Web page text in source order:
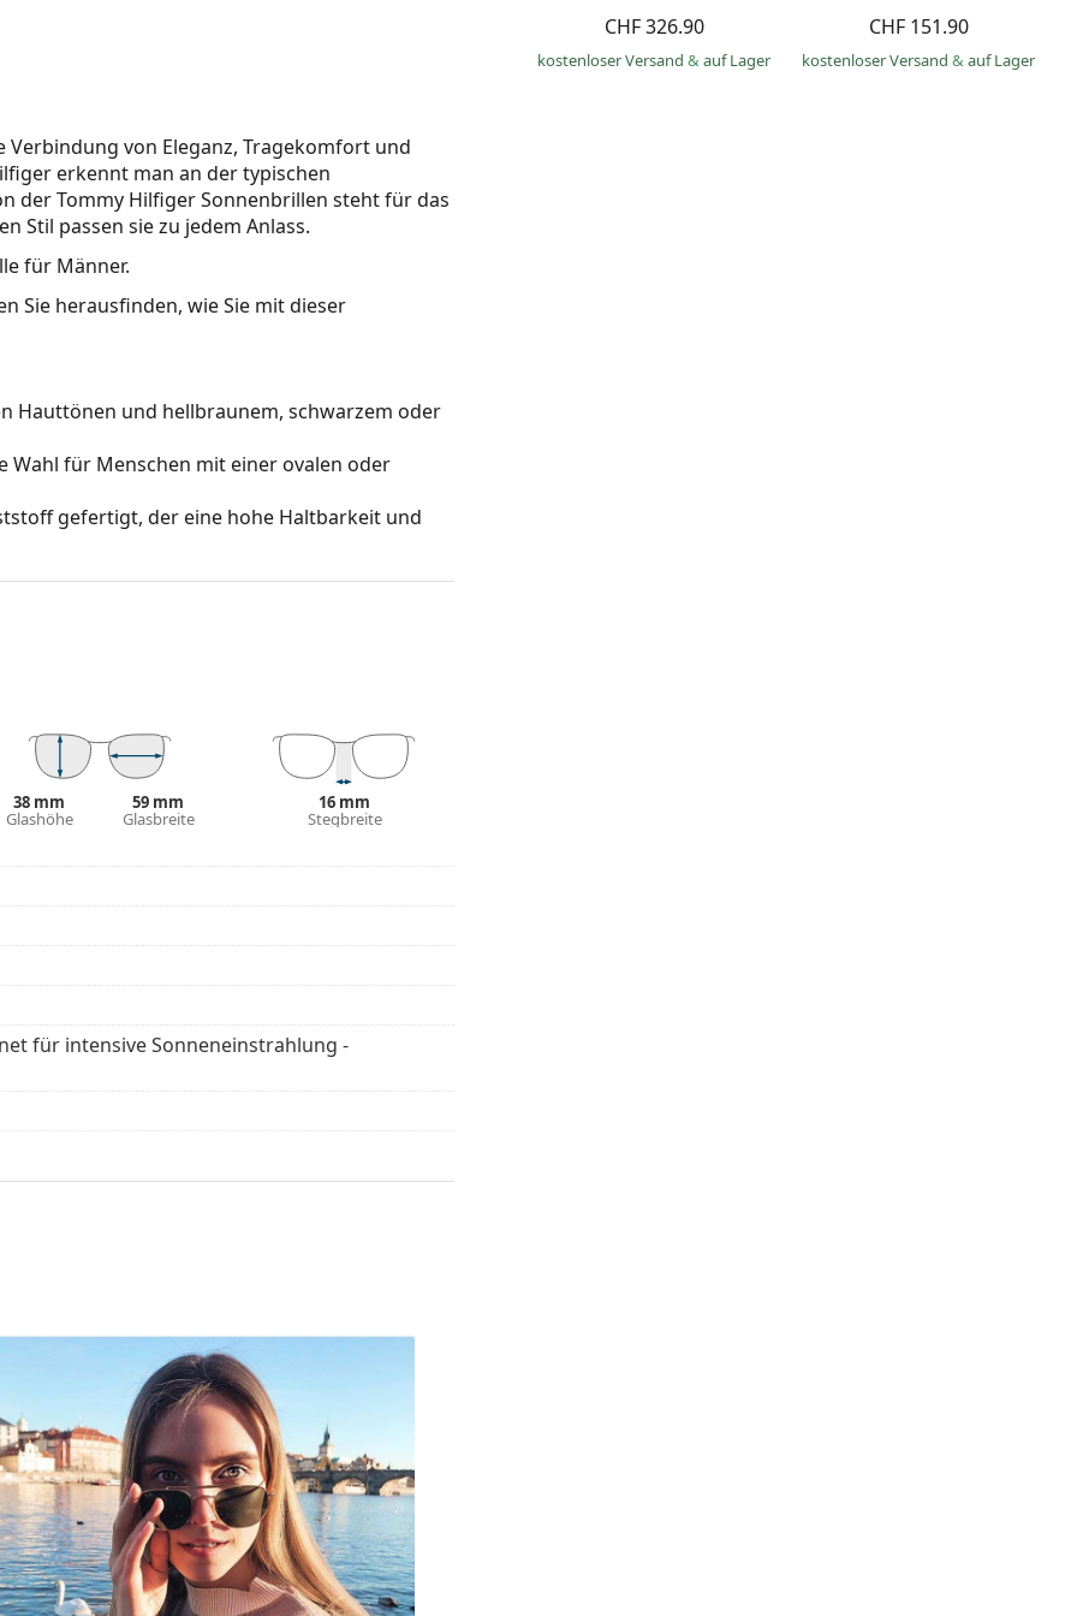
CHF 326.90
kostenloser Versand& auf Lager
CHF 151.90
kostenloser Versand& auf Lager
von Eleganz, Tragekomfort und
erkennt man an der typischen
der Tommy Hilfiger Sonnenbrillen steht für das
Stil passen sie zu jedem Anlass.
für Männer.
Sie herausfinden, wie Sie mit dieser
Hauttönen und hellbraunem, schwarzem oder
Wahl für Menschen mit einer ovalen oder
gefertigt, der eine hohe Haltbarkeit und
Lichtreflexe. Für Tennisspieler
Vorteile in ihrem geringen Gewicht und
vor Sonnenlicht bietet. Die Gläser der
3 (Lichtdurchlässig­keit 8 – 18% ). Sie sind
Stadt geeignet.
des Etuis und sein Design können
der Sonnenbrille. Einige Modelle können
, um weitere Modelle beliebter Marken zu
38 mm
Glashöhe
59 mm
Glasbreite
16 mm
Stegbreite
für intensive Sonneneinstrahlung -